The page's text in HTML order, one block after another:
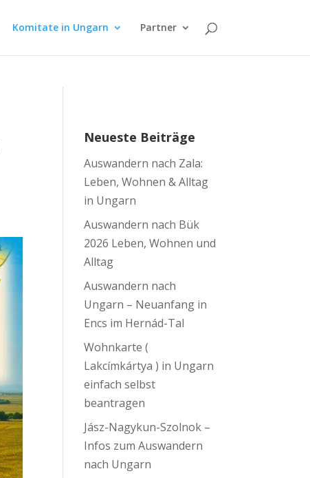
Komitate in Ungarn Partner
Neueste Beiträge
Auswandern nach Zala:
Leben, Wohnen & Alltag
in Ungarn
Auswandern nach Bük
2026 Leben, Wohnen und
Alltag
Auswandern nach
Ungarn – Neuanfang in
Encs im Hernád-Tal
Wohnkarte (
Lakcímkártya ) in Ungarn
einfach selbst
beantragen
Jász-Nagykun-Szolnok –
Infos zum Auswandern
nach Ungarn